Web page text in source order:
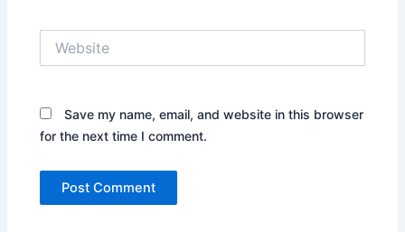
Save my name, email, and website in this browser
for the next time I comment.